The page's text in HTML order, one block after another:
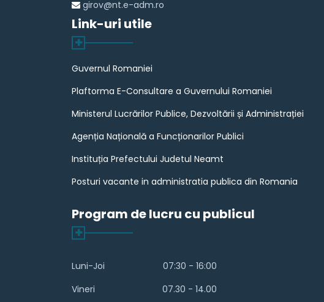
girov@nt.e-adm.ro
Link-uri utile
Guvernul Romaniei
Plaftorma E-Consultare a Guvernului Romaniei
Ministerul Lucrărilor Publice, Dezvoltării și Administrației
Agenția Națională a Funcționarilor Publici
Instituția Prefectului Judetul Neamt
Posturi vacante in administratia publica din Romania
Program de lucru cu publicul
Luni-Joi
07:30 - 16:00
Vineri
07.30 - 14.00